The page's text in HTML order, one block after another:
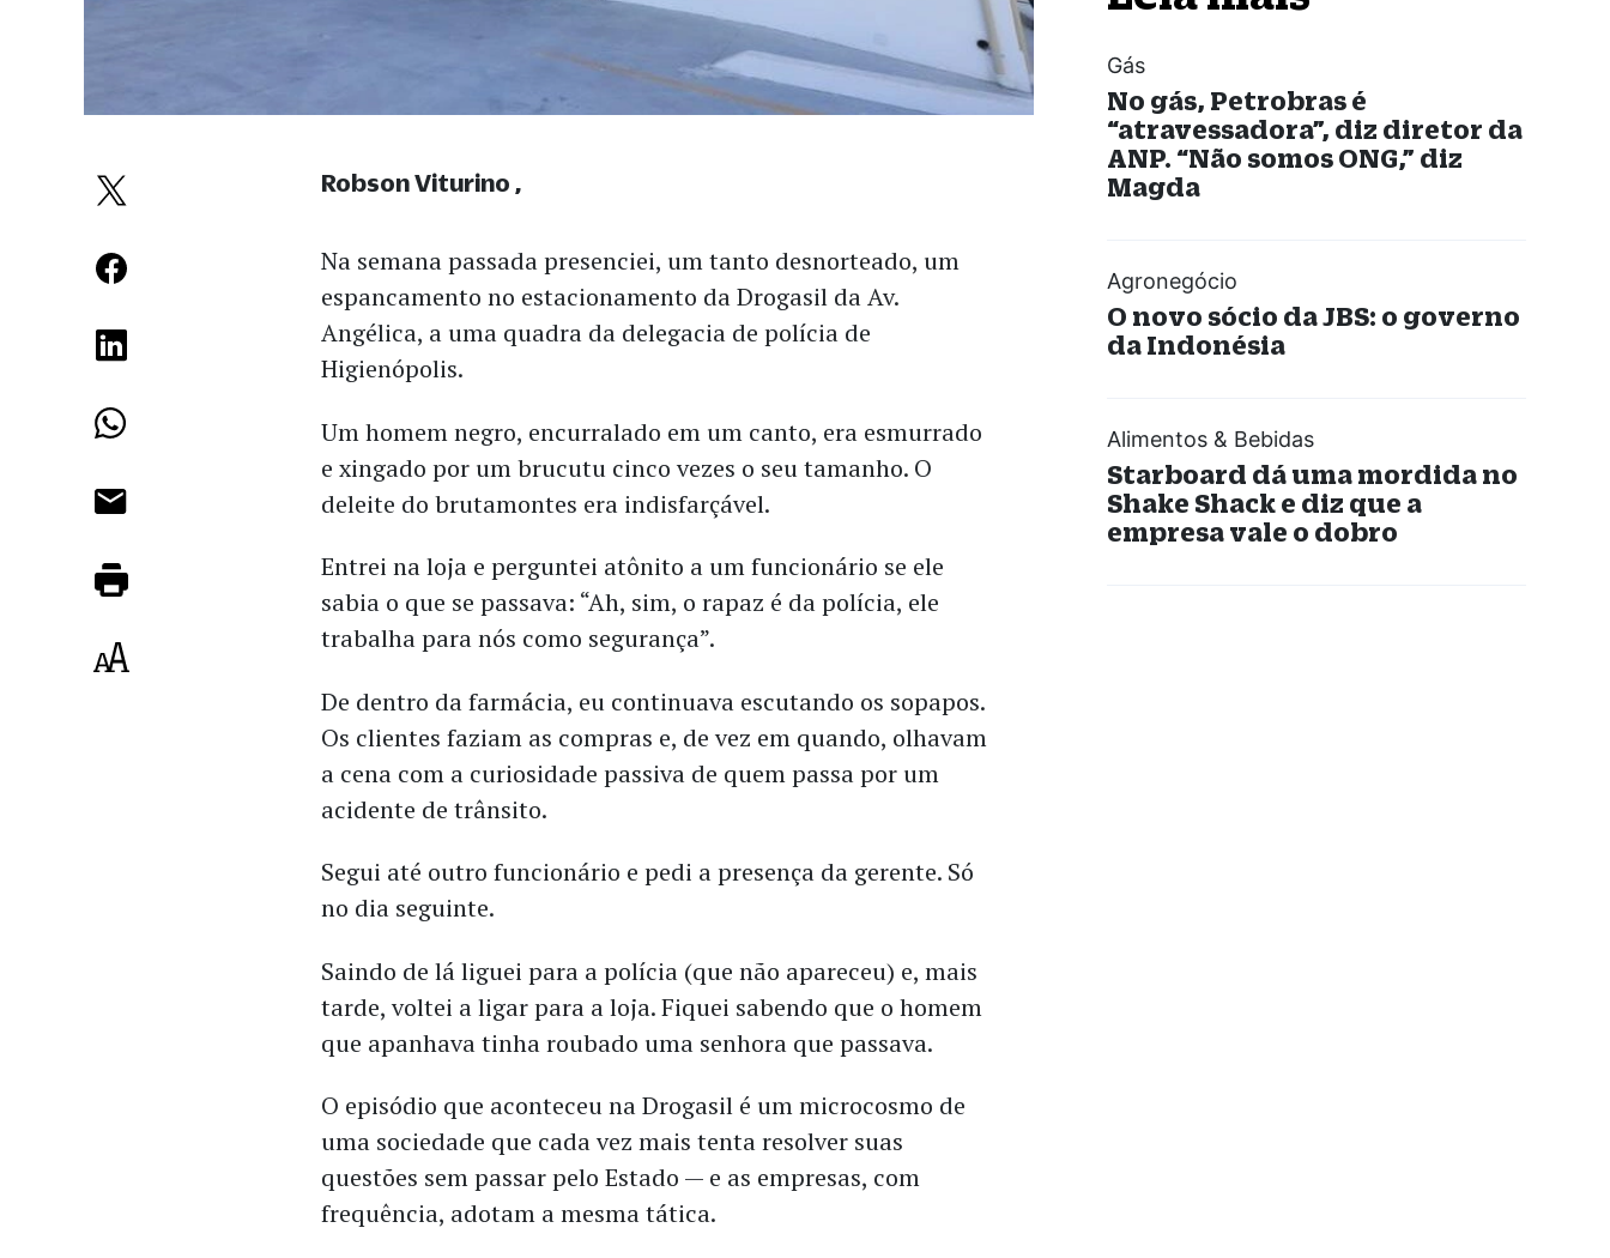
Na semana passada presenciei, um tanto desnorteado, um
espancamento no estacionamento da Drogasil da Av.
Angélica, a uma quadra da delegacia de polícia de
Higienópolis.
Um homem negro, encurralado em um canto, era esmurrado
e xingado por um brucutu cinco vezes o seu tamanho. O
deleite do brutamontes era indisfarçável.
Entrei na loja e perguntei atônito a um funcionário se ele
sabia o que se passava: “Ah, sim, o rapaz é da polícia, ele
trabalha para nós como segurança”.
De dentro da farmácia, eu continuava escutando os sopapos.
Os clientes faziam as compras e, de vez em quando, olhavam
a cena com a curiosidade passiva de quem passa por um
acidente de trânsito.
Segui até outro funcionário e pedi a presença da gerente. Só
no dia seguinte.
Saindo de lá liguei para a polícia (que não apareceu) e, mais
tarde, voltei a ligar para a loja. Fiquei sabendo que o homem
que apanhava tinha roubado uma senhora que passava.
O episódio que aconteceu na Drogasil é um microcosmo de
uma sociedade que cada vez mais tenta resolver suas
questões sem passar pelo Estado — e as empresas, com
frequência, adotam a mesma tática.
Robson Viturino
Gás
No gás, Petrobras é
“atravessadora”, diz diretor da
ANP. “Não somos ONG,” diz
Magda
Agronegócio
O novo sócio da JBS: o governo
da Indonésia
Alimentos & Bebidas
Starboard dá uma mordida no
Shake Shack e diz que a
empresa vale o dobro